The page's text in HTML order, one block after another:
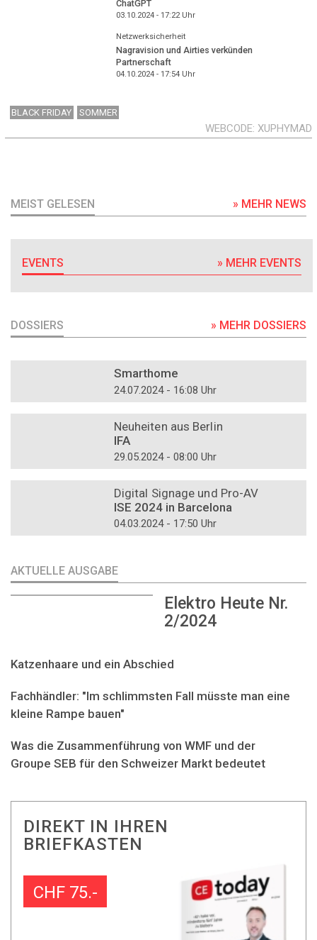
ChatGPT
03.10.2024 - 17:22Uhr
Netzwerksicherheit
Nagravision und Airties verkünden
Partnerschaft
04.10.2024 - 17:54Uhr
BLACK FRIDAY SOMMER
WEBCODE XUPHYMAD
MEIST GELESEN » MEHR NEWS
EVENTS » MEHR EVENTS
DOSSIERS » MEHR DOSSIERS
Smarthome
24.07.2024 - 16:08 Uhr
Neuheiten aus Berlin
IFA
29.05.2024 - 08:00 Uhr
Digital Signage und Pro-AV
ISE 2024 in Barcelona
04.03.2024 - 17:50 Uhr
AKTUELLE AUSGABE
Elektro Heute Nr.
2/2024
Katzenhaare und ein Abschied
Fachhändler: "Im schlimmsten Fall müsste man eine
kleine Rampe bauen"
Was die Zusammenführung von WMF und der
Groupe SEB für den Schweizer Markt bedeutet
DIREKT IN IHREN
BRIEFKASTEN
CHF 75.-